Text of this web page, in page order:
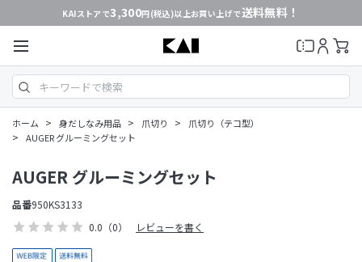
KAIストアで3,300円(税込)以上お買い上げで送料無料！
ホーム > 身だしなみ用品 > 爪切り > 爪切り（テコ型）
> AUGER グルーミングセット
0.0 （0） レビューを書く
AUGER グルーミングセット
品番950KS3133